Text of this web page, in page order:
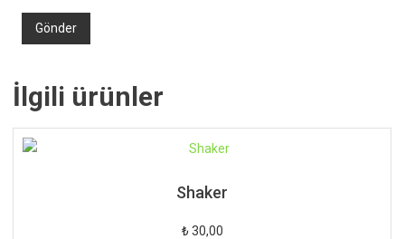
İlgili ürünler
Shaker
₺30,00